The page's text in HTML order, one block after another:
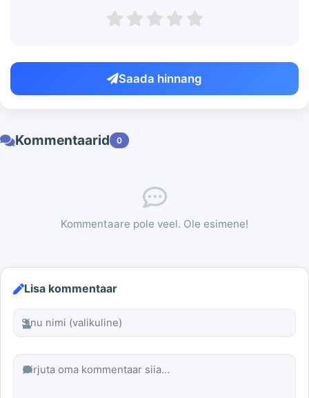
Saada hinnang
Kommentaarid 0
Kommentaare pole veel. Ole esimene!
Lisa kommentaar